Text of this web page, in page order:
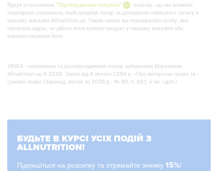
Відгук із позначкою"Підтверджена покупка"
означає, що ми можемо
перевірити споживача, який придбав товар за допомогою облікового запису в
нашому магазині Allnutrition.ua. Таким чином ми перевіряємо особу, яка
написала відгук, чи дійсно вона купила продукт у нашому магазині або
використовувала його.
УВАГА - копіювання та розповсюдження описів заборонено Магазином.
Allnutrition.ua © 2026. Закон від 4 лютого 1994 р. «Про авторське право та -
суміжні права (Законод. вісник за 2006 р., № 90, п. 631 зі зм. і доп.)
БУДЬТЕ В КУРСІ УСІХ ПОДІЙ З
ALLNUTRITION!
Підпишіться на розсилку та отримайте знижку 15%!